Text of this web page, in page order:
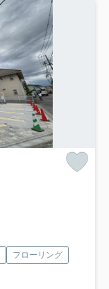
フローリング